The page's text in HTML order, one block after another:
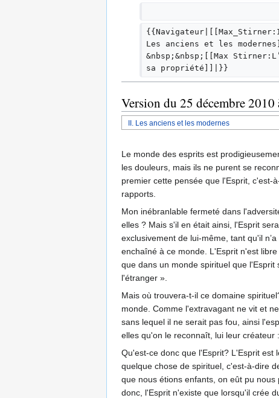
Les anciens et les
&nbsp;&nbsp;[[Max
sa propriété]]|}}
Version du 25 décembre 2010
II. Les anciens et les modernes
Le monde des esprits est
les douleurs, mais ils ne purent se
premier cette pensée que l'Esprit, c'est-
rapports.
Mon inébranlable fermeté dans
elles ? Mais s'il en était ainsi, l'Esprit
exclusivement de lui-même, tant qu'il
enchaîné à ce monde. L'Esprit n'est
que dans un monde spirituel que
l'étranger ».
Mais où trouvera-t-il ce domaine
monde. Comme l'extravagant ne vit et
sans lequel il ne serait pas fou, ainsi
elles qu'on le reconnaît, lui leur créateur
Qu'est-ce donc que l'Esprit? L'Esprit
quelque chose de spirituel, c'est-à-dire
que nous étions enfants, on eût pu
donc, l'Esprit n'existe que lorsqu'il crée